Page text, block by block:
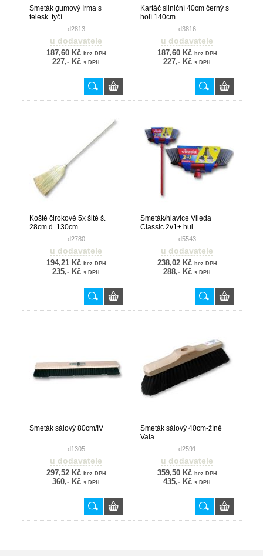
Smeták gumový Irma s
telesk. tyčí
d2813
u dodavatele
187,60 Kč bez DPH
227,- Kč s DPH
Kartáč silniční 40cm černý s
holí 140cm
d3816
u dodavatele
187,60 Kč bez DPH
227,- Kč s DPH
Koště čirokové 5x šité š.
28cm d. 130cm
d2780
u dodavatele
194,21 Kč bez DPH
235,- Kč s DPH
Smeták/hlavice Vileda
Classic 2v1+ hul
d5543
u dodavatele
238,02 Kč bez DPH
288,- Kč s DPH
Smeták sálový 80cm/IV
d1305
u dodavatele
297,52 Kč bez DPH
360,- Kč s DPH
Smeták sálový 40cm-žíně
Vala
d2591
u dodavatele
359,50 Kč bez DPH
435,- Kč s DPH